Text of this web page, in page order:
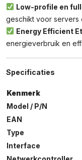
Low-profile en
geschikt voor servers
Energy Efficient
energieverbruik en
Specificaties
Kenmerk
Model / P/N
EAN
Type
Interface